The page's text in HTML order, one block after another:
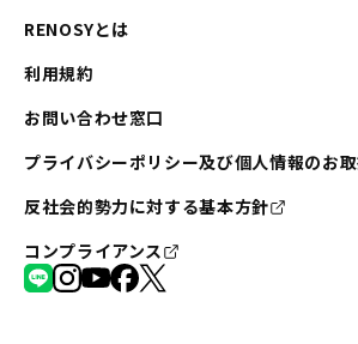
RENOSYとは
利用規約
お問い合わせ窓口
プライバシーポリシー及び個人情報のお
反社会的勢力に対する基本方針
コンプライアンス